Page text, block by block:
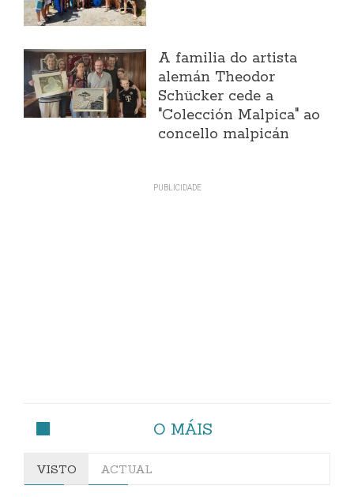
A familia do artista
alemán Theodor
Schücker cede a
"Colección Malpica" ao
concello malpicán
O MÁIS
VISTO ACTUAL